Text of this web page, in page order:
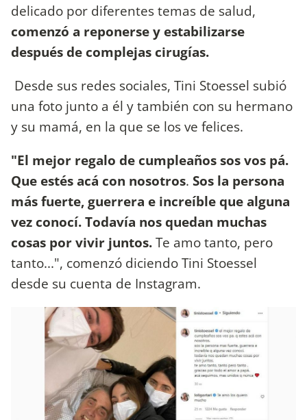
delicado por diferentes temas de salud,
comenzó a reponerse y estabilizarse
después de complejas cirugías.
Desde sus redes sociales, Tini Stoessel subió
una foto junto a él y también con su hermano
y su mamá, en la que se los ve felices.
"El mejor regalo de cumpleaños sos vos pá.
Que estés acá con nosotros. Sos la persona
más fuerte, guerrera e increíble que alguna
vez conocí. Todavía nos quedan muchas
cosas por vivir juntos.Te amo tanto, pero
tanto...", comenzó diciendo Tini Stoessel
desde su cuenta de Instagram.